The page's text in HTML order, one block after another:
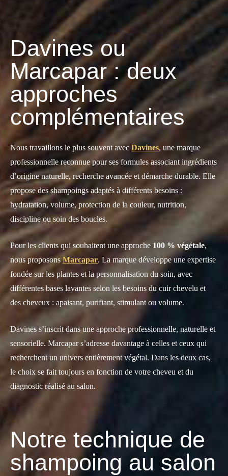
Davines ou
Marcapar : deux
approches
complémentaires
Nous travaillons le plus souvent avec Davines, une marque
professionnelle reconnue pour ses formules associant ingrédients
d’origine naturelle, recherche avancée et démarche durable. Elle
propose des shampoings adaptés à différents besoins :
hydratation, volume, protection de la couleur, nutrition,
discipline ou soin des boucles.
Pour les clients qui souhaitent une approche 100 % végétale,
nous proposonsMarcapar. La marque développe une expertise
fondée sur les plantes et la personnalisation du soin, avec
différentes bases lavantes selon les besoins du cuir chevelu et
des cheveux : apaisant, purifiant, stimulant ou volume.
Davines s’inscrit dans une approche professionnelle, naturelle et
sensorielle. Marcapar s’adresse davantage à celles et ceux qui
recherchent un univers entièrement végétal. Dans les deux cas,
le choix se fait toujours en fonction de votre cheveu et du
diagnostic réalisé au salon.
Notre technique de
shampoing au salon